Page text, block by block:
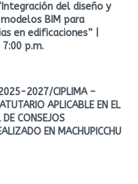
del diseño y
BIM para
en edificaciones” |
p.m.
2027/CIPLIMA –
APLICABLE EN EL
CONSEJOS
EN MACHUPICCHU